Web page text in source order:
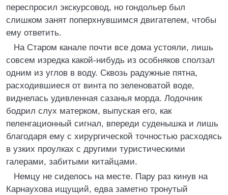
переспросил экскурсовод, но гондольер был
слишком занят поперхнувшимся двигателем, чтобы
ему ответить.
На Старом канале почти все дома устояли, лишь
совсем изредка какой-нибудь из особняков сползал
одним из углов в воду. Сквозь радужные пятна,
расходившиеся от винта по зеленоватой воде,
виднелась удивленная сазанья морда. Лодочник
бодрил слух матерком, выпуская его, как
пеленгационный сигнал, впереди суденышка и лишь
благодаря ему с хирургической точностью расходясь
в узких проулках с другими туристическими
галерами, забитыми китайцами.
Немцу не сиделось на месте. Пару раз кинув на
Карнаухова ищущий, едва заметно тронутый